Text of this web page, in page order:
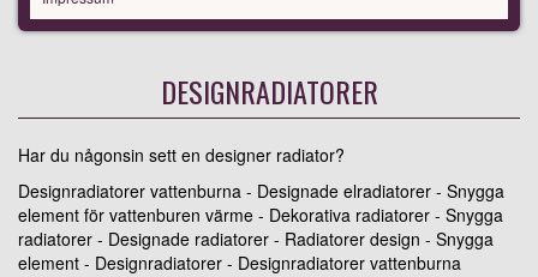
DESIGNRADIATORER
Har du någonsin sett en designer radiator?
Designradiatorer vattenburna - Designade elradiatorer - Snygga
element för vattenburen värme - Dekorativa radiatorer - Snygga
radiatorer - Designade radiatorer - Radiatorer design - Snygga
element - Designradiatorer - Designradiatorer vattenburna